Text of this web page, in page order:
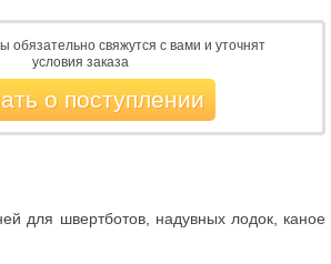
свяжутся с вами и уточнят
условия заказа
о поступлении
для швертботов, надувных лодок, каное